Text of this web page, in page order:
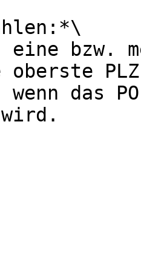
eine bzw.
oberste
wenn